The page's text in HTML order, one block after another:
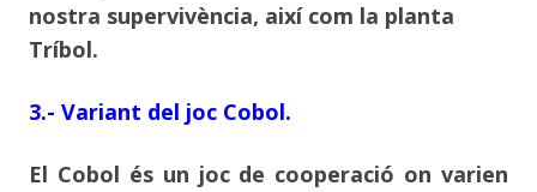
nostra supervivència, així com la planta
Tríbol.
3.- Variant del joc Cobol.
El Cobol és un joc de cooperació on varien